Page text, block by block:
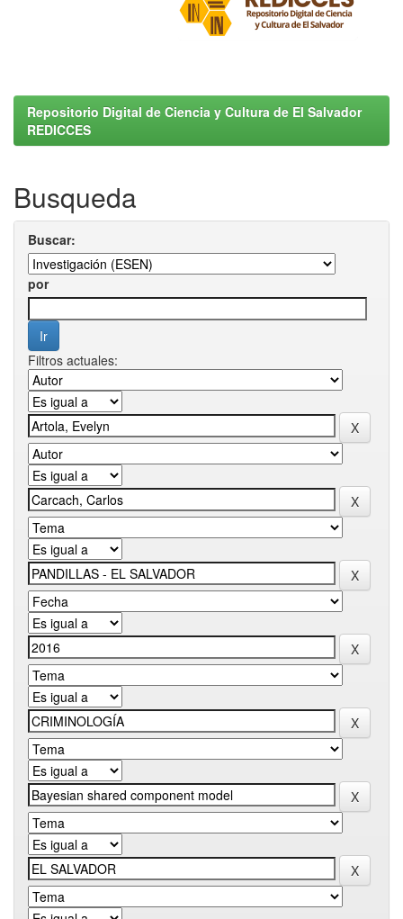
Repositorio Digital de Ciencia y Cultura de El Salvador
REDICCES
Busqueda
Buscar:
por
Filtros actuales: